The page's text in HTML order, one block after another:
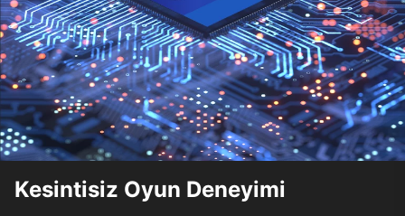
Kesintisiz Oyun Deneyimi